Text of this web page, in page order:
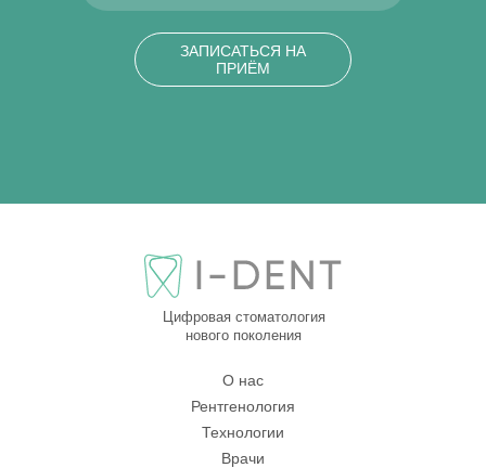
ЗАПИСАТЬСЯ НА
ПРИЁМ
Цифровая стоматология
нового поколения
О нас
Врачи
Рентгенология
Технологии